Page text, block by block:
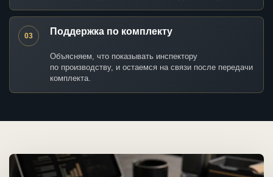
03 Поддержка по комплекту
Объясняем, что показывать инспектору
по производству, и остаемся на связи после передачи
комплекта.